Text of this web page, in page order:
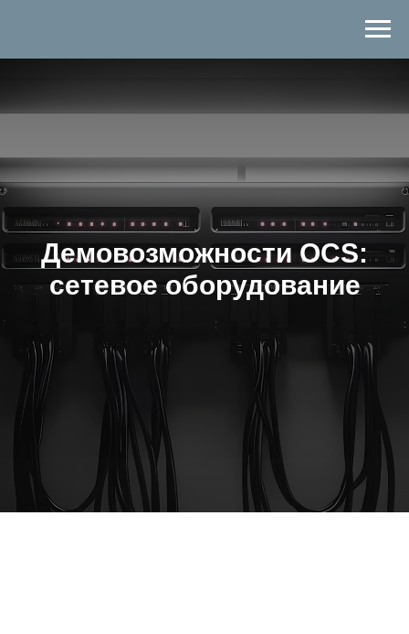
Демовозможности OCS:
сетевое оборудование